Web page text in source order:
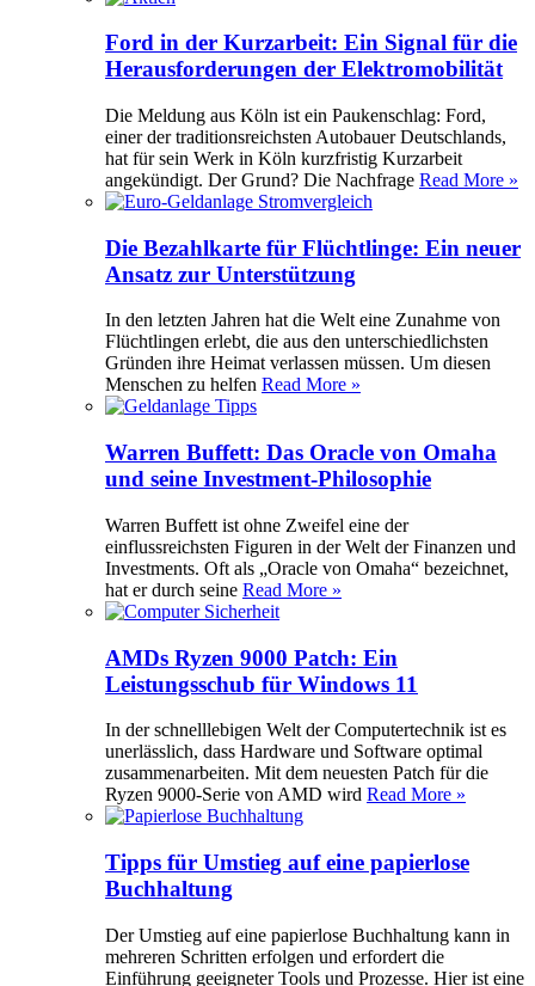
Ford in der Kurzarbeit: Ein Signal für die
Herausforderungen der Elektromobilität
Die Meldung aus Köln ist ein Paukenschlag: Ford,
einer der traditionsreichsten Autobauer Deutschlands,
hat für sein Werk in Köln kurzfristig Kurzarbeit
angekündigt. Der Grund? Die Nachfrage Read More »
Die Bezahlkarte für Flüchtlinge: Ein neuer
Ansatz zur Unterstützung
In den letzten Jahren hat die Welt eine Zunahme von
Flüchtlingen erlebt, die aus den unterschiedlichsten
Gründen ihre Heimat verlassen müssen. Um diesen
Menschen zu helfen Read More »
Warren Buffett: Das Oracle von Omaha
und seine Investment-Philosophie
Warren Buffett ist ohne Zweifel eine der
einflussreichsten Figuren in der Welt der Finanzen und
Investments. Oft als „Oracle von Omaha“ bezeichnet,
hat er durch seine Read More »
AMDs Ryzen 9000 Patch: Ein
Leistungsschub für Windows 11
In der schnelllebigen Welt der Computertechnik ist es
unerlässlich, dass Hardware und Software optimal
zusammenarbeiten. Mit dem neuesten Patch für die
Ryzen 9000-Serie von AMD wird Read More »
Tipps für Umstieg auf eine papierlose
Buchhaltung
Der Umstieg auf eine papierlose Buchhaltung kann in
mehreren Schritten erfolgen und erfordert die
Einführung geeigneter Tools und Prozesse. Hier ist eine